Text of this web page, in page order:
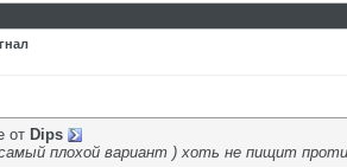
от Dips
плохой вариант ) хоть не пищит